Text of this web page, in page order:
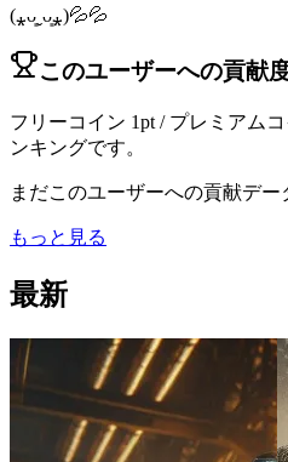
(⁎ᴗ͈ˬᴗ͈⁎)💦💦
このユーザーへの貢献
フリーコイン 1pt / プレミアム
ンキングです。
まだこのユーザーへの貢献デー
もっと見る
最新